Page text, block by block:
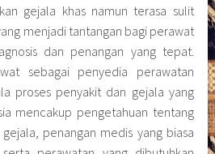
gejala khas namun terasa sulit
menjadi tantangan bagi perawat
dan penangan yang tepat.
sebagai penyedia perawatan
proses penyakit dan gejala yang
mencakup pengetahuan tentang
penangan medis yang biasa